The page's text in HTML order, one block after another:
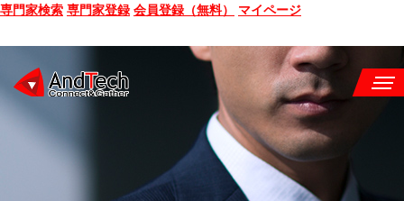
専門家検索 専門家登録 会員登録（無料） マイページ